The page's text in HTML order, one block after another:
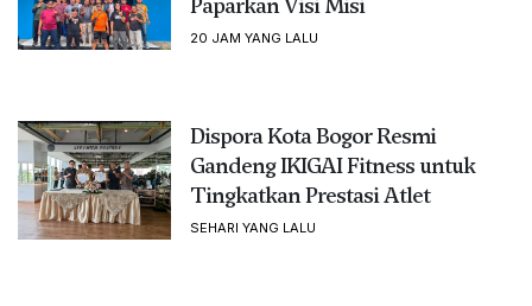
20 JAM YANG LALU
Dispora Kota Bogor Resmi
Gandeng IKIGAI Fitness untuk
Tingkatkan Prestasi Atlet
SEHARI YANG LALU